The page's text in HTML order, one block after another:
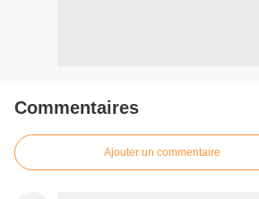
Commentaires
Ajouter un commentaire